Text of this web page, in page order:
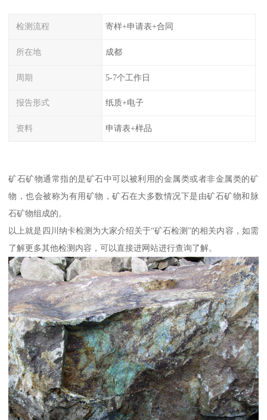
检测流程 寄样+申请表+合同
所在地 成都
周期 5-7个工作日
报告形式 纸质+电子
资料 申请表+样品
矿石矿物通常指的是矿石中可以被利用的金属类或者非金属类的矿
物，也会被称为有用矿物，矿石在大多数情况下是由矿石矿物和脉
石矿物组成的。
以上就是四川纳卡检测为大家介绍关于“矿石检测”的相关内容，如需
了解更多其他检测内容，可以直接进网站进行查询了解。